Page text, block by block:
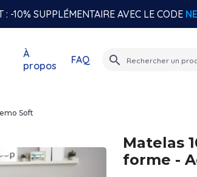
: -10% SUPPLÉMENTAIRE AVEC LE CODE
À
propos
FAQ search
Soft
Matelas
forme -